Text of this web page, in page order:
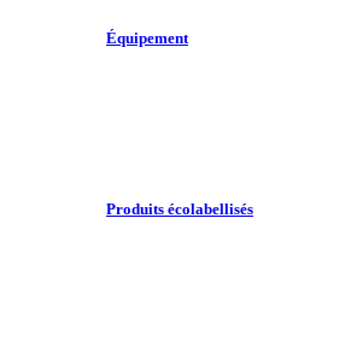
Équipement
Produits écolabellisés